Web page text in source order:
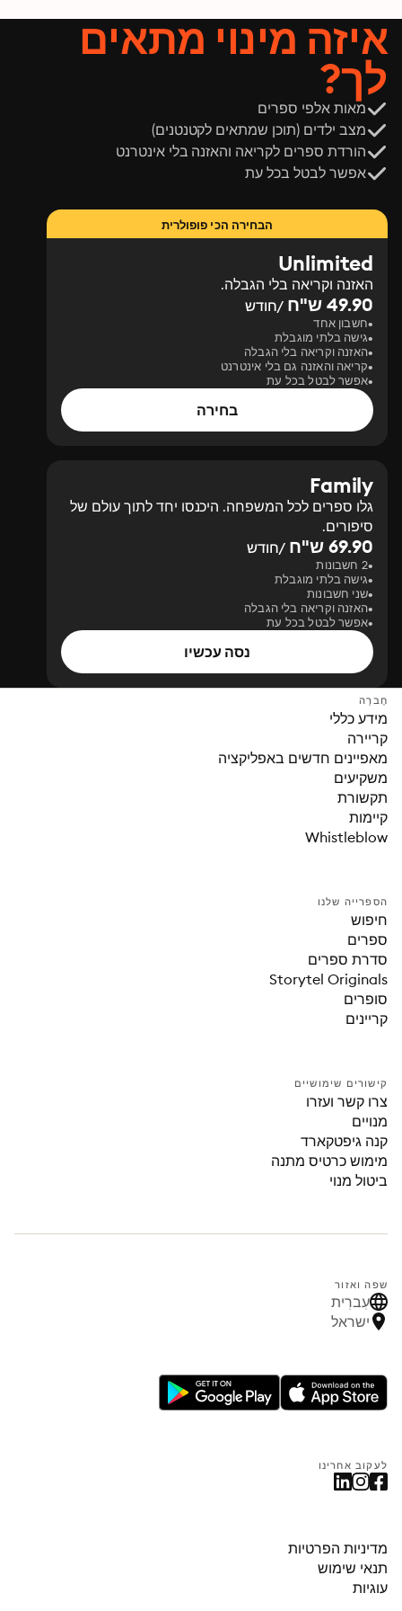
souhaitent approfondir leur compréhension de
notre humanité.
איזה מינוי מתאים
לך?
מאות אלפי ספרים
מצב ילדים (תוכן שמתאים לקטנטנים)
הורדת ספרים לקריאה והאזנה בלי אינטרנט
אפשר לבטל בכל עת
הבחירה הכי פופולרית
Unlimited
האזנה וקריאה בלי הגבלה.
49.90 ש"ח /חודש
חשבון אחד
גישה בלתי מוגבלת
האזנה וקריאה בלי הגבלה
קריאה והאזנה גם בלי אינטרנט
אפשר לבטל בכל עת
בחירה
Family
גלו ספרים לכל המשפחה. היכנסו יחד לתוך עולם של
סיפורים.
69.90 ש"ח /חודש
2 חשבונות
גישה בלתי מוגבלת
שני חשבונות
האזנה וקריאה בלי הגבלה
אפשר לבטל בכל עת
נסה עכשיו
חֶברָה
מידע כללי
קריירה
מאפיינים חדשים באפליקציה
משקיעים
תקשורת
קיימות
Whistleblow
הספרייה שלנו
חיפוש
ספרים
סדרת ספרים
Storytel Originals
סופרים
קריינים
קישורים שימושיים
צרו קשר ועזרו
מנויים
קנה גיפטקארד
מימוש כרטיס מתנה
ביטול מנוי
שפה ואזור
עִברִית
ישראל
לעקוב אחרינו
מדיניות הפרטיות
תנאי שימוש
עוגיות